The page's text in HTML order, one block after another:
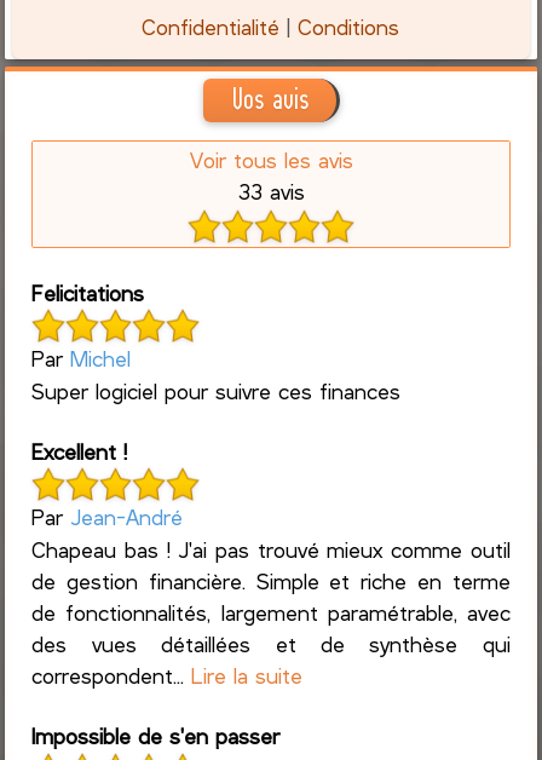
Confidentialité |Conditions
Vos avis
Voir tous les avis
33 avis
Felicitations
ParMichel
Super logiciel pour suivre ces finances
Excellent !
Par Jean-André
Chapeau bas ! J'ai pas trouvé mieux comme outil
de gestion financière. Simple et riche en terme
de fonctionnalités, largement paramétrable, avec
des vues détaillées et de synthèse qui
correspondent...Lire la suite
Impossible de s'en passer